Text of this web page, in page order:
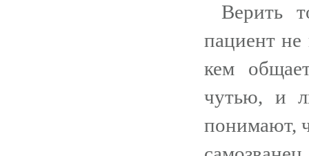
Верить
пациент не
кем
чутью, и
понимают,